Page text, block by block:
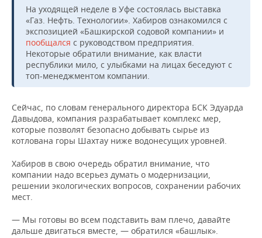
На уходящей неделе в Уфе состоялась выставка
«Газ. Нефть. Технологии». Хабиров ознакомился с
экспозицией «Башкирской содовой компании» и
пообщался с руководством предприятия.
Некоторые обратили внимание, как власти
республики мило, с улыбками на лицах беседуют с
топ-менеджментом компании.
Сейчас, по словам генерального директора БСК Эдуарда
Давыдова, компания разрабатывает комплекс мер,
которые позволят безопасно добывать сырье из
котлована горы Шахтау ниже водонесущих уровней.
Хабиров в свою очередь обратил внимание, что
компании надо всерьез думать о модернизации,
решении экологических вопросов, сохранении рабочих
мест.
— Мы готовы во всем подставить вам плечо, давайте
дальше двигаться вместе, — обратился «башлык».